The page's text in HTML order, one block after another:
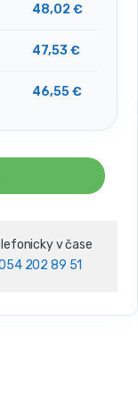
48,02€
47,53€
46,55€
v čase
202 89 51